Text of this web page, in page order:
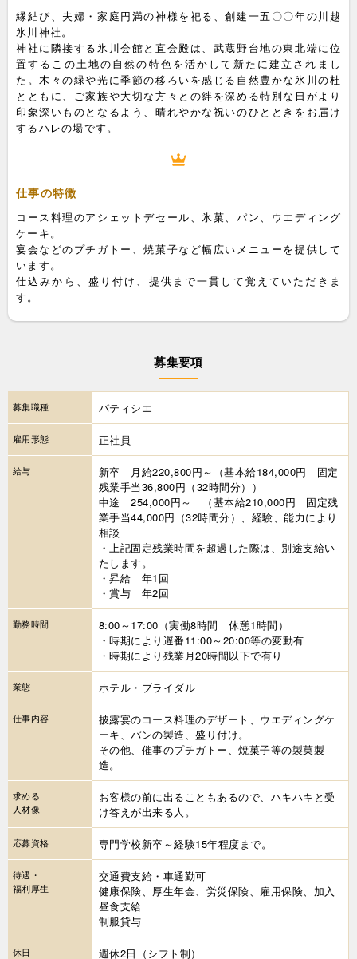
縁結び、夫婦・家庭円満の神様を祀る、創建一五〇〇年の川越
氷川神社。
神社に隣接する氷川会館と直会殿は、武蔵野台地の東北端に位
置するこの土地の自然の特色を活かして新たに建立されまし
た。木々の緑や光に季節の移ろいを感じる自然豊かな氷川の杜
とともに、ご家族や大切な方々との絆を深める特別な日がより
印象深いものとなるよう、晴れやかな祝いのひとときをお届け
するハレの場です。
仕事の特徴
コース料理のアシェットデセール、氷菓、パン、ウエディング
ケーキ。
宴会などのプチガトー、焼菓子など幅広いメニューを提供して
います。
仕込みから、盛り付け、提供まで一貫して覚えていただきま
す。
募集要項
募集職種 パティシエ
雇用形態 正社員
給与
新卒 月給220,800円～（基本給184,000円 固定
残業手当36,800円（32時間分））
中途 254,000円～ （基本給210,000円 固定残
業手当44,000円（32時間分）、経験、能力により
相談
・上記固定残業時間を超過した際は、別途支給い
たします。
・昇給 年1回
・賞与 年2回
勤務時間
8:00～17:00（実働8時間 休憩1時間）
・時期により遅番11:00～20:00等の変動有
・時期により残業月20時間以下で有り
業態 ホテル・ブライダル
仕事内容
披露宴のコース料理のデザート、ウエディングケ
ーキ、パンの製造、盛り付け。
その他、催事のプチガトー、焼菓子等の製菓製
造。
求める
人材像
お客様の前に出ることもあるので、ハキハキと受
け答えが出来る人。
応募資格 専門学校新卒～経験15年程度まで。
待遇・
福利厚生
交通費支給・車通勤可
健康保険、厚生年金、労災保険、雇用保険、加入
昼食支給
制服貸与
休日 週休2日（シフト制）